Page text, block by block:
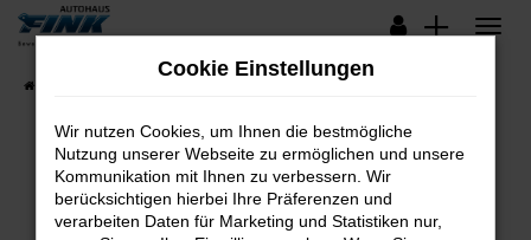
Zum
springen
Lagerfahrzeuge
Fehler: Network Error
Cookie Einstellungen
Wir nutzen Cookies, um Ihnen die bestmögliche
Nutzung unserer Webseite zu ermöglichen und unsere
Kommunikation mit Ihnen zu verbessern. Wir
berücksichtigen hierbei Ihre Präferenzen und
verarbeiten Daten für Marketing und Statistiken nur,